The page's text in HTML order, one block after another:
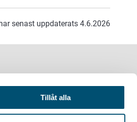
Tillåt alla
senast uppdaterats 4.6.2026